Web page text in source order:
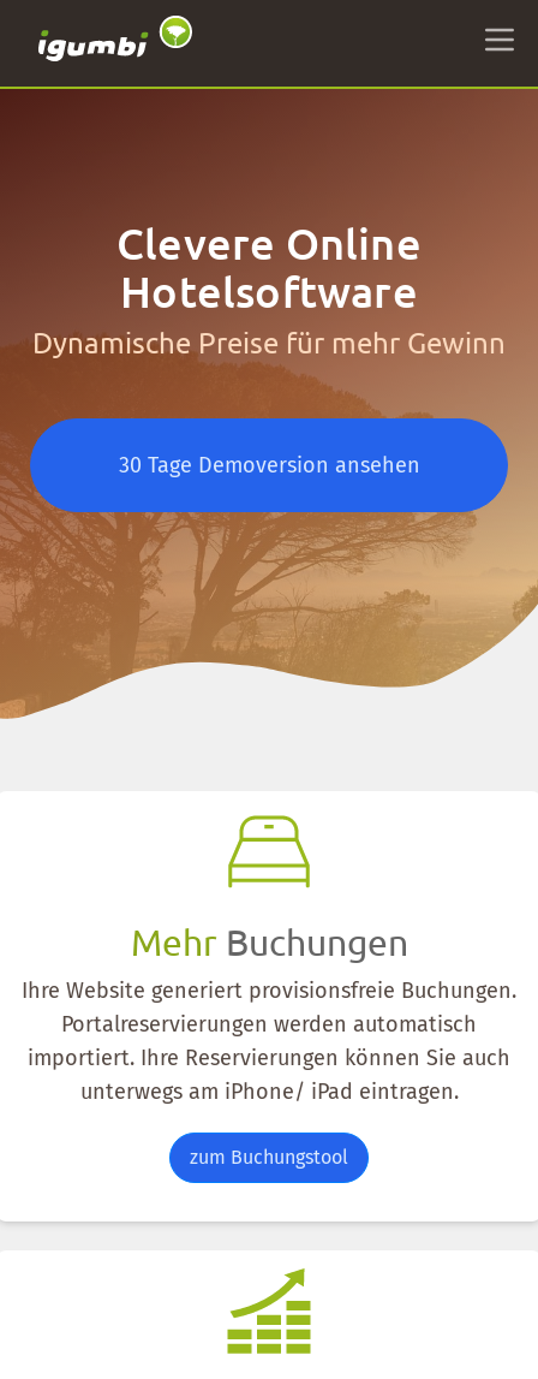
Clevere Online
Hotelsoftware
Dynamische Preise für mehr Gewinn
30 Tage Demoversion ansehen
MehrBuchungen
Ihre Website generiert provisionsfreie Buchungen.
Portalreservierungen werden automatisch
importiert. Ihre Reservierungen können Sie auch
unterwegs am iPhone/ iPad eintragen.
zum Buchungstool